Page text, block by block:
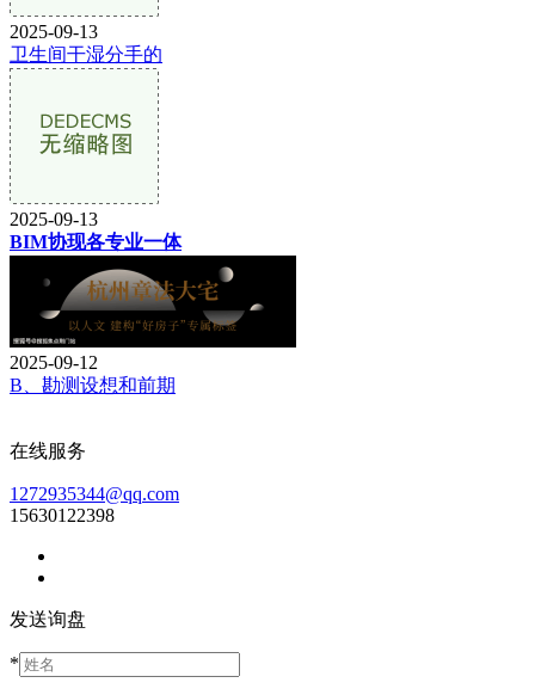
2025-09-13
卫生间干湿分手的
2025-09-13
BIM协现各专业一体
2025-09-12
B、勘测设想和前期
在线服务
1272935344@qq.com
15630122398
发送询盘
*